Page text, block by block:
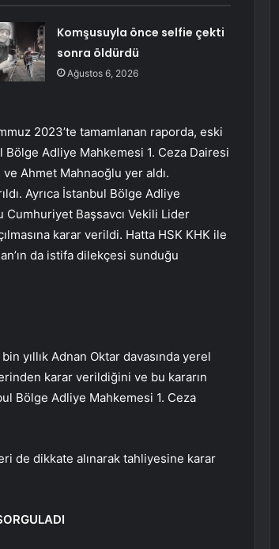
Komşusuyla önce selfie çekti
sonra öldürdü
Ağustos 6, 2026
2023’te tamamlanan raporda, eski
Adliye Mahkemesi 1. Ceza Dairesi
Ahmet Mahnaoğlu yer aldı.
Ayrıca İstanbul Bölge Adliye
Cumhuriyet Başsavcı Vekili Lider
karar verildi. Hatta HSK KHK ile
da istifa dilekçesi sunduğu
yıllık Adnan Oktar davasında yerel
karar verildiğini ve bu kararın
Bölge Adliye Mahkemesi 1. Ceza
de dikkate alınarak tahliyesine karar